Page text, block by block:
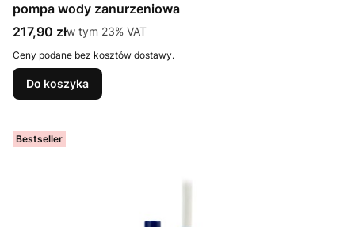
pompa wody zanurzeniowa
Cena brutto
217,90 złw tym %s VAT
w tym 23% VAT
Ceny podane bez kosztów dostawy.
Do koszyka
Bestseller